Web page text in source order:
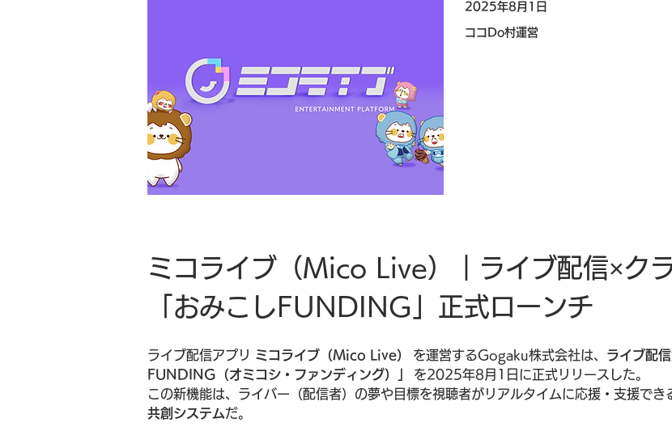
2025年8月1日
ココDo村運営
ミコライブ（Mico Live）｜ライブ配信×ク
「おみこしFUNDING」正式ローンチ
ライブ配信アプリ ミコライブ（Mico Live） を運営するGogaku株式会社は、 ライブ配
FUNDING（オミコシ・ファンディング）」
を2025年8月1日に正式リリースした。
この新機能は、ライバー（配信者）の夢や目標を視聴者がリアルタイムに応援・支援でき
共創システムだ。